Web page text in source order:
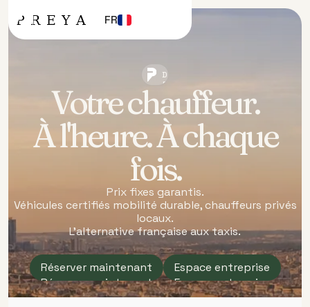
FR
DÉPLACEMENTS.
PARIS & FRANCE
Votre chauffeur.
À l'heure. À chaque
fois.
Prix fixes garantis.
Véhicules certifiés mobilité durable, chauffeurs privés
locaux.
L’alternative française aux taxis.
Réserver maintenant
Réserver maintenant
Espace entreprise
Espace entreprise